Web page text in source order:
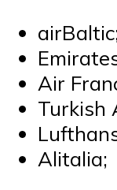
Air
Turkish
Alitalia;